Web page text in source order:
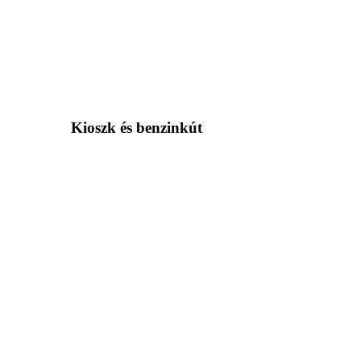
Kioszk és benzinkút